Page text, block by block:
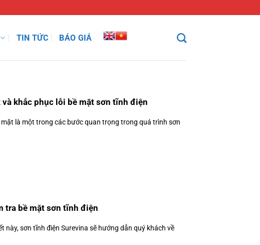
TIN TỨC BÁO GIÁ
và khắc phục lỗi bề mặt sơn tĩnh điện
mặt là một trong các bước quan trọng trong quá trình sơn
tra bề mặt sơn tĩnh điện
này, sơn tĩnh điện Surevina sẽ hướng dẫn quý khách về